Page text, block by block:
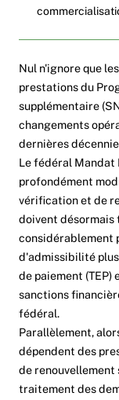
Nul n'ignore que
prestations du
supplémentaire
changements
dernières
Le fédéral Mandat
profondément
vérification et de
doivent désormais
considérablement
d'admissibilité
de paiement (TEP)
sanctions
fédéral.
Parallèlement,
dépendent des
de renouvellement
traitement des